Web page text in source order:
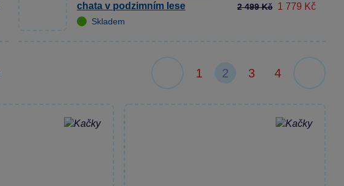
chata v podzimním lese
Skladem
2 499 Kč 1 779 Kč
1 2 3 4